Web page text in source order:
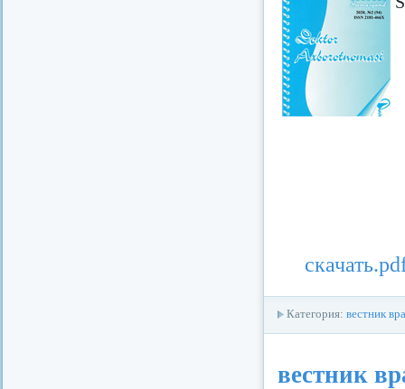
Категория: вестник
вестник